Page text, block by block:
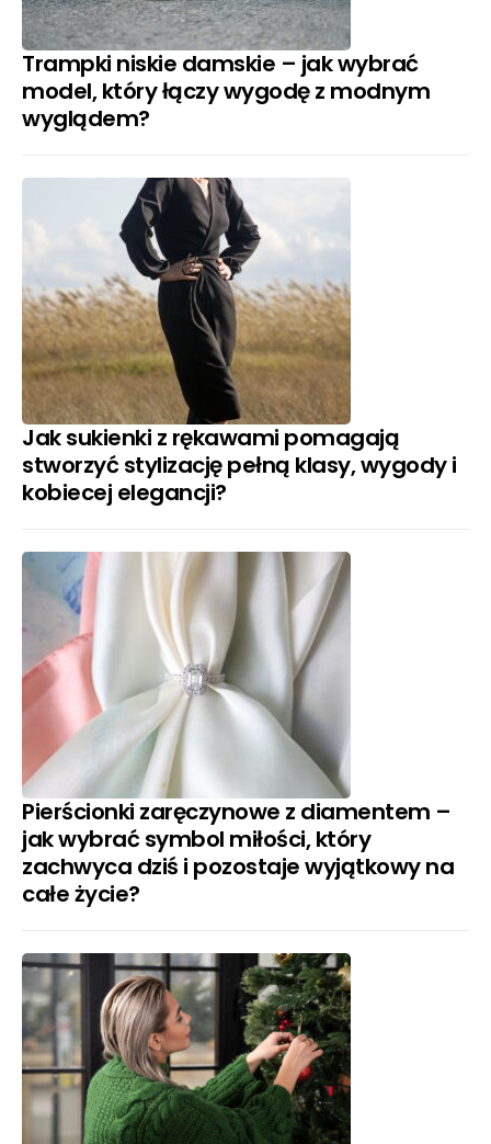
Trampki niskie damskie – jak wybrać
model, który łączy wygodę z modnym
wyglądem?
Jak sukienki z rękawami pomagają
stworzyć stylizację pełną klasy, wygody i
kobiecej elegancji?
Pierścionki zaręczynowe z diamentem –
jak wybrać symbol miłości, który
zachwyca dziś i pozostaje wyjątkowy na
całe życie?